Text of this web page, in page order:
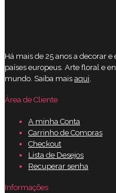
Há mais de 25 anos a decorar
países europeus. Arte floral e
mundo. Saiba mais aqui.
Área de Cliente
A minha Conta
Carrinho de Compras
Checkout
Lista de Desejos
Recuperar senha
Informações